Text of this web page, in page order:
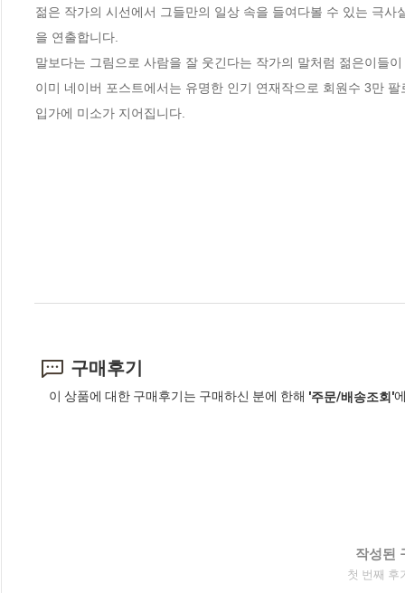
젊은 작가의 시선에서 그들만의 일상 속을 들여다볼 수 있는 극
을 연출합니다.
말보다는 그림으로 사람을 잘 웃긴다는 작가의 말처럼 젊은이들
이미 네이버 포스트에서는 유명한 인기 연재작으로 회원수 3만
입가에 미소가 지어집니다.
구매후기
이 상품에 대한 구매후기는 구매하신 분에 한해 '주문/배송조회'
작성된
첫 번째 후